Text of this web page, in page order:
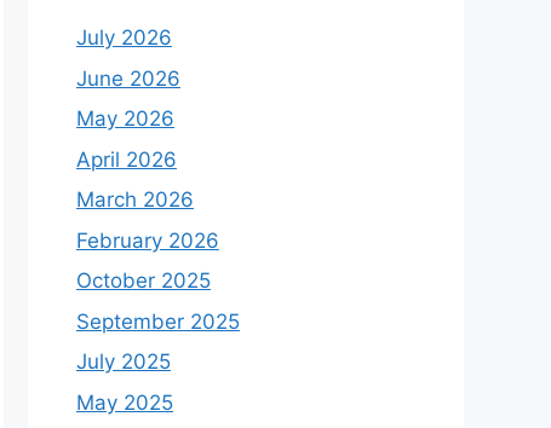
July 2026
June 2026
May 2026
April 2026
March 2026
February 2026
October 2025
September 2025
July 2025
May 2025